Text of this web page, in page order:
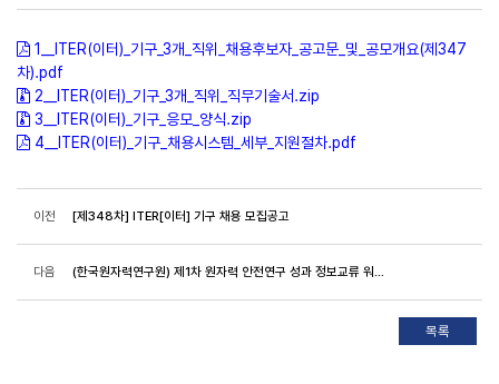
1__ITER(이터)_기구_3개_직위_채용후보자_공고문_및_공모개요(제347
차).pdf
2__ITER(이터)_기구_3개_직위_직무기술서.zip
3__ITER(이터)_기구_응모_양식.zip
4__ITER(이터)_기구_채용시스템_세부_지원절차.pdf
이전 [제348차] ITER[이터] 기구 채용 모집공고
다음 (한국원자력연구원) 제1차 원자력 안전연구 성과 정보교류 워크숍 개최 안내